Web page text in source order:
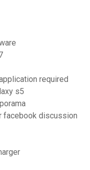
required
s5
facebook discussion